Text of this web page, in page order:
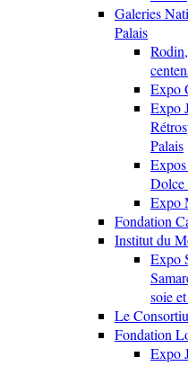
Galeries
Palais
Expo
Expo
Palais
Dolce
Expo
Fondation
Institut du
Expo
soie
Le
Fondation
Expo